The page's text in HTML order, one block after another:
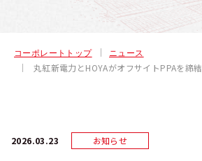
コーポレートトップ ニュース
丸紅新電力とHOYAがオフサイトPPAを締結
2026.03.23 お知らせ